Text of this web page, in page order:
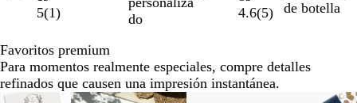
5(1)
do
4.6(5)
de botella
Favoritos premium
Para momentos realmente especiales, compre detalles
refinados que causen una impresión instantánea.
Diapositivas